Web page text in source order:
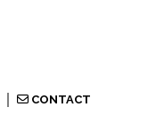
CONTACT